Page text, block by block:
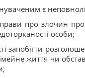
є
про злочин
особи;
запобігти
життя чи